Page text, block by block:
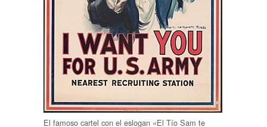
El famoso cartel con el eslogan «El Tío Sam te